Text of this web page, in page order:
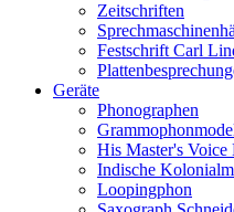
Zeitschriften
Festschrift Carl
Geräte
Phonographen
His Master's Voice
Indische
Loopingphon